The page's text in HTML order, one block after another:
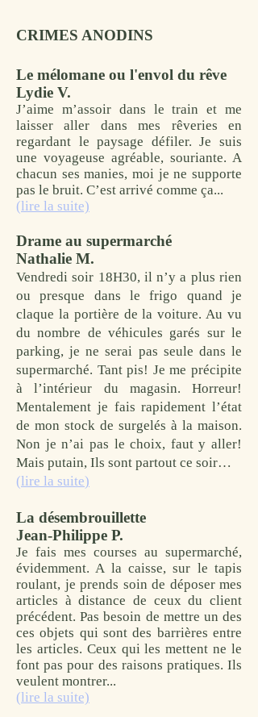
CRIMES ANODINS
Le mélomane ou l'envol du rêve
Lydie V.
J’aime m’assoir dans le train et me
laisser aller dans mes rêveries en
regardant le paysage défiler. Je suis
une voyageuse agréable, souriante. A
chacun ses manies, moi je ne supporte
pas le bruit. C’est arrivé comme ça...
(lire la suite)
Drame au supermarché
Nathalie M.
Vendredi soir 18H30, il n’y a plus rien
ou presque dans le frigo quand je
claque la portière de la voiture. Au vu
du nombre de véhicules garés sur le
parking, je ne serai pas seule dans le
supermarché. Tant pis! Je me précipite
à l’intérieur du magasin. Horreur!
Mentalement je fais rapidement l’état
de mon stock de surgelés à la maison.
Non je n’ai pas le choix, faut y aller!
Mais putain, Ils sont partout ce soir…
(lire la suite)
La désembrouillette
Jean-Philippe P.
Je fais mes courses au supermarché,
évidemment. A la caisse, sur le tapis
roulant, je prends soin de déposer mes
articles à distance de ceux du client
précédent.Pas besoin de mettre un des
ces objets qui sont des barrières entre
les articles. Ceux qui les mettent ne le
font pas pour des raisons pratiques. Ils
veulent montrer...
(lire la suite)